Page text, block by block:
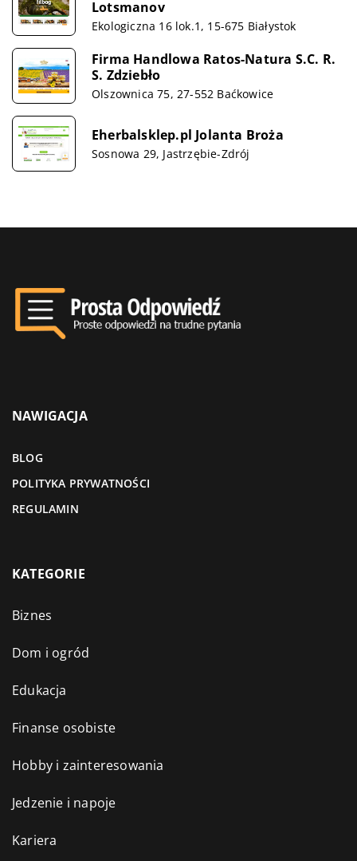
Lotsmanov
Ekologiczna 16 lok.1, 15-675 Białystok
Firma Handlowa Ratos-Natura S.C. R.
S. Zdziebło
Olszownica 75, 27-552 Baćkowice
Eherbalsklep.pl Jolanta Broża
Sosnowa 29, Jastrzębie-Zdrój
NAWIGACJA
BLOG
POLITYKA PRYWATNOŚCI
REGULAMIN
KATEGORIE
Biznes
Dom i ogród
Edukacja
Finanse osobiste
Hobby i zainteresowania
Jedzenie i napoje
Kariera